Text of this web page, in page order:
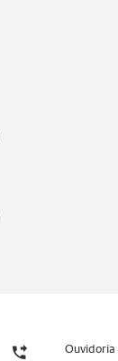
Ouvidoria